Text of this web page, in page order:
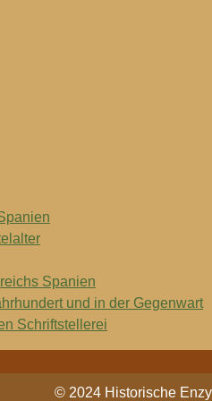
Spanien
und in der Gegenwart
Schriftstellerei
© 2024 Historische